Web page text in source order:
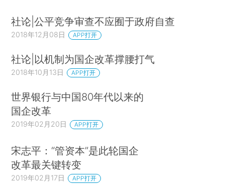
石油上市。（*2.Saudi Arabia Considers Aramco
Share Sale，FINANCIAL TIMES，Jan. 7，2016.
）在中国，政府支持混合所有制，以改革庞大的国
有经济部门。（*3.参见第二部分第8节关于中国的
入私人资本后，将改善它们的管理，并使之受到市
场规则的约束。
所以混合所有制结构在标准的上市公司的公司治理
问题之上，又增加了独特的治理挑战。由于监督国
有企业的官员与拥有国有企业的公民相分离，国家
社论|公平竞争审查不应囿于政府自查
2018年12月08日 APP打开
社论|以机制为国企改革撑腰打气
2018年10月13日 APP打开
世界银行与中国80年代以来的
国企改革
2019年02月20日 APP打开
宋志平：“管资本”是此轮国企
改革最关键转变
2019年02月17日 APP打开